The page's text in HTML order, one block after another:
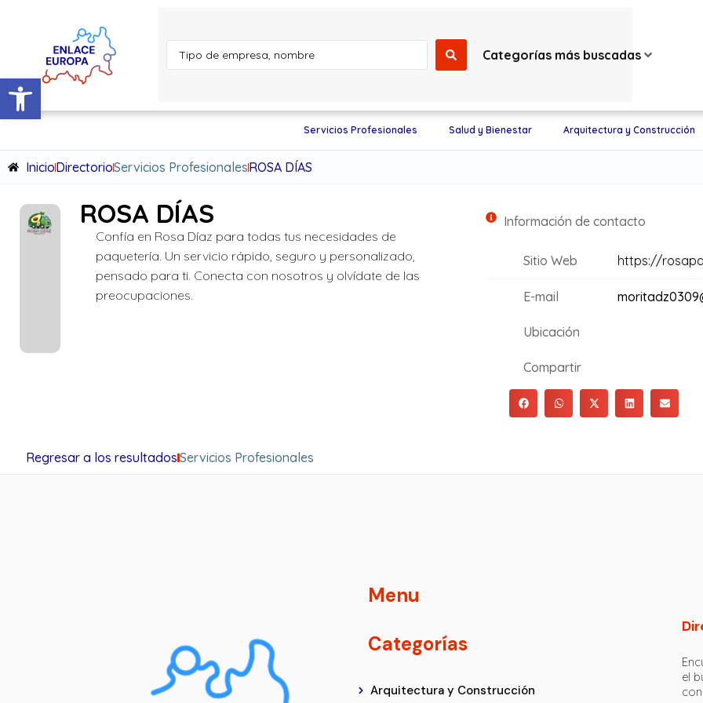
Abrir barra de herramientas
Categorías más buscadas
Servicios Profesionales Salud y Bienestar Arquitectura y Construcción
InicioDirectorioServicios ProfesionalesROSA DÍAS
ROSA DÍAS
Confía en Rosa Díaz para todas tus necesidades de
paquetería. Un servicio rápido, seguro y personalizado,
pensado para ti. Conecta con nosotros y olvídate de las
preocupaciones.
Información de contacto
Sitio Web https://
E-mail
Ubicación
Compartir
Regresar a los resultadosServicios Profesionales
Menu
Categorías
Arquitectura y Construcción
el